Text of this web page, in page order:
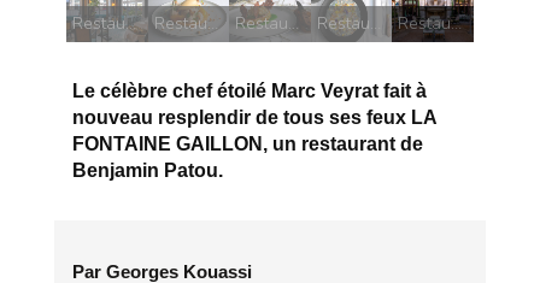
Restaurant La Fontaine Gaillon la terrasse
Restaurant La Fontaine Gaillon Carpaccio de langoustines
Restaurant La Fontaine Gaillon Escalope de foie gras poêlée
Restaurant La Fontaine Gaillon Sablé aux pommes rôties
Restaurant La Fontaine Gaillon la salle
Le célèbre chef étoilé Marc Veyrat fait à
nouveau resplendir de tous ses feux LA
FONTAINE GAILLON, un restaurant de
Benjamin Patou.
Par Georges Kouassi